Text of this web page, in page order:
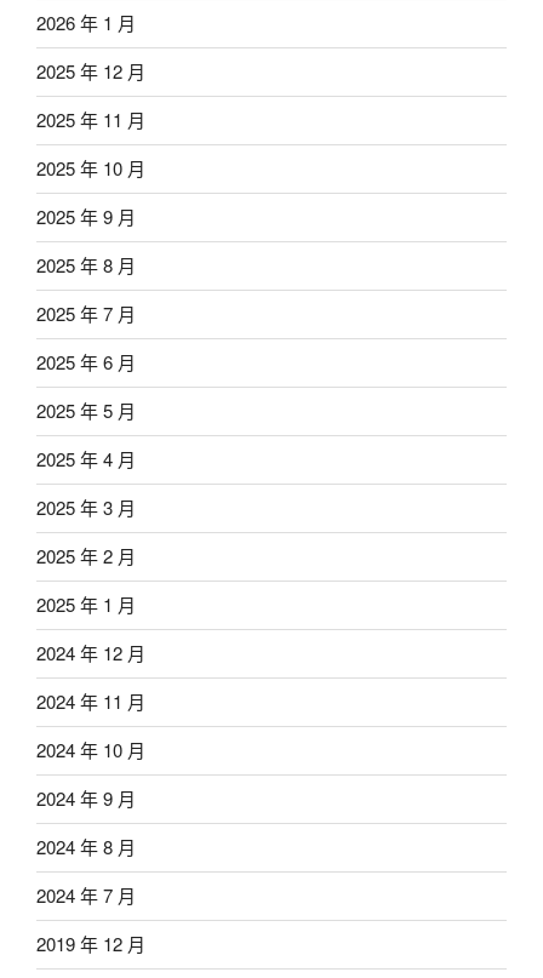
2026 年 1 月
2025 年 12 月
2025 年 11 月
2025 年 10 月
2025 年 9 月
2025 年 8 月
2025 年 7 月
2025 年 6 月
2025 年 5 月
2025 年 4 月
2025 年 3 月
2025 年 2 月
2025 年 1 月
2024 年 12 月
2024 年 11 月
2024 年 10 月
2024 年 9 月
2024 年 8 月
2024 年 7 月
2019 年 12 月